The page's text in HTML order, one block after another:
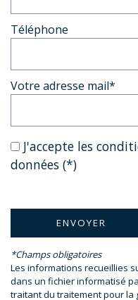
Téléphone
Votre adresse mail*
J'accepte les
données (*)
ENVOYER
*Champs obligatoires
Les informations recueillies
dans un fichier informatisé
traitant du traitement pour la